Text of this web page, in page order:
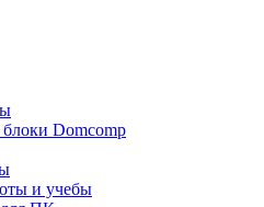
Domcomp
и учебы